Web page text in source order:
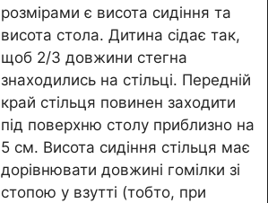
розмірами є висота сидіння та
висота стола. Дитина сідає так,
щоб 2/3 довжини стегна
знаходились на стільці. Передній
край стільця повинен заходити
під поверхню столу приблизно на
5 см. Висота сидіння стільця має
дорівнювати довжині гомілки зі
стопою у взутті (тобто, при